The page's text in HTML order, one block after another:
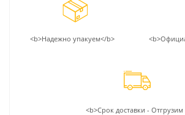
<b>Надежно упакуем</b>
<b>Срок доставки - Отгрузим